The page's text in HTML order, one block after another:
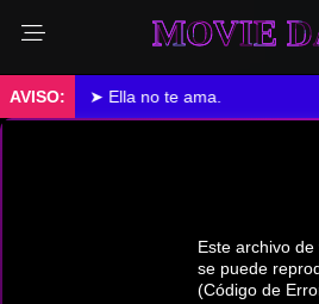
MOVIE DAYS
➤ Ella no te ama.